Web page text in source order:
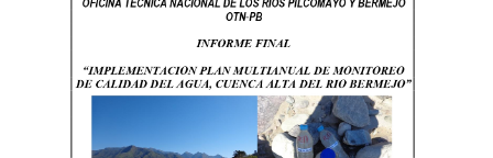
Cuenca Del Guadalquivir
MiMonitor